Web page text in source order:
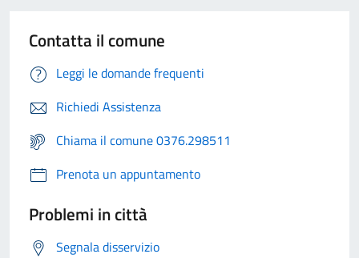
Contatta il comune
Leggi le domande frequenti
Richiedi Assistenza
Chiama il comune 0376.298511
Prenota un appuntamento
Problemi in città
Segnala disservizio